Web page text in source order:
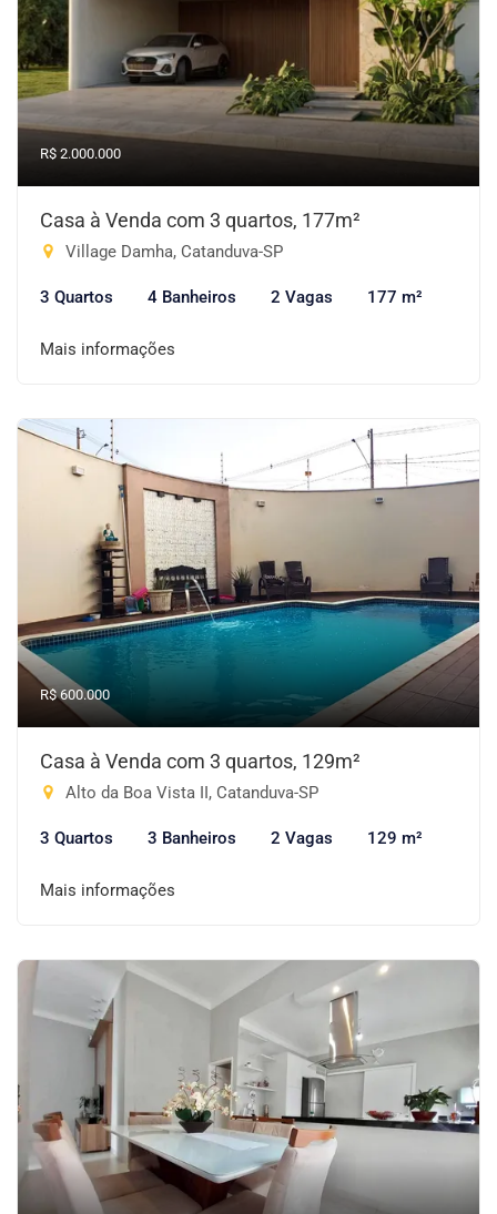
R$ 2.000.000
Casa à Venda com 3 quartos, 177m²
Village Damha, Catanduva-SP
3 Quartos 4 Banheiros 2 Vagas 177 m²
Mais informações
R$ 600.000
Casa à Venda com 3 quartos, 129m²
Alto da Boa Vista II, Catanduva-SP
3 Quartos 3 Banheiros 2 Vagas 129 m²
Mais informações